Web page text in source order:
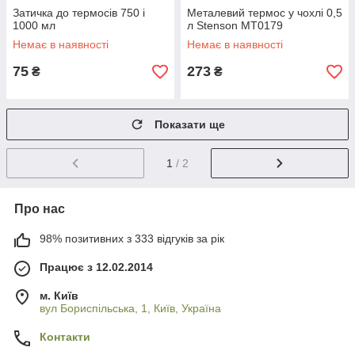
Затичка до термосів 750 і
1000 мл
Немає в наявності
75 ₴
Металевий термос у чохлі 0,5
л Stenson MT0179
Немає в наявності
273 ₴
Показати ще
1 / 2
Про нас
98% позитивних з 333 відгуків за рік
Працює з 12.02.2014
м. Київ
вул Бориспільська, 1, Київ, Україна
Контакти